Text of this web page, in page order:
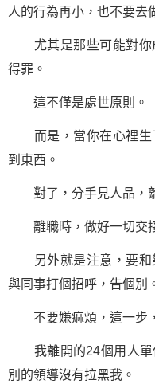
人的行為再小，也不要去
尤其是那些可能對你
得罪。
這不僅是處世原則。
而是，當你在心裡生
到東西。
對了，分手見人品，
離職時，做好一切交接
另外就是注意，要和
與同事打個招呼，告個別
不要嫌痲煩，這一步，
我離開的24個用人單
別的領導沒有拉黑我。